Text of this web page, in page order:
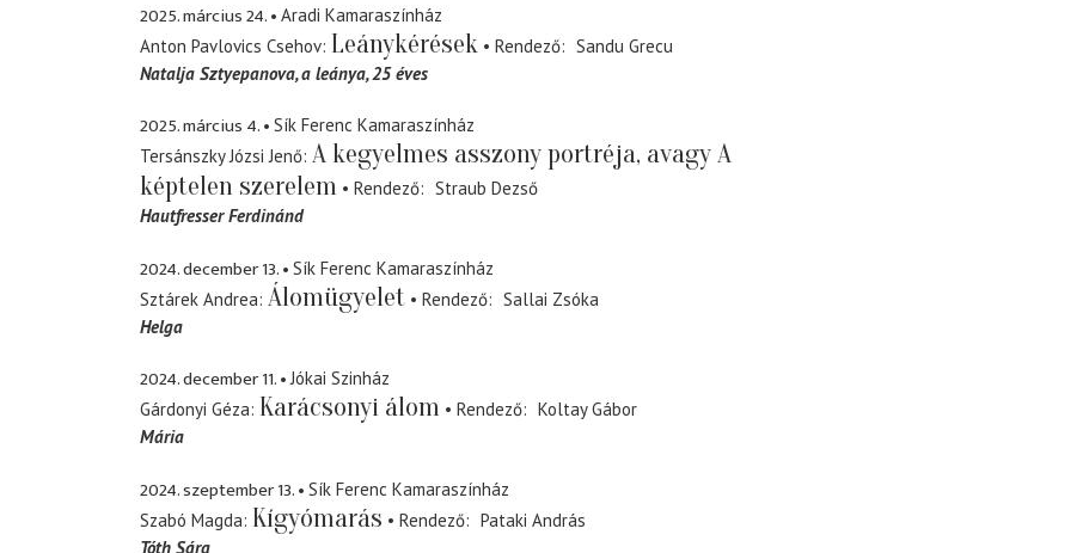
2025. március 24.
Aradi Kamaraszínház
Anton Pavlovics Csehov Leánykérések Rendező
Sandu Grecu
Natalja Sztyepanova a leánya, 25 éves
2025. március 4.
Sík Ferenc Kamaraszínház
Tersánszky Józsi Jenő A kegyelmes asszony portréja, avagy A
képtelen szerelem
Rendező
Straub Dezső
Hautfresser Ferdinánd
2024. december 13.
Sík Ferenc Kamaraszínház
Sztárek Andrea Álomügyelet Rendező
Sallai Zsóka
Helga
2024. december 11.
Jókai Szinház
Gárdonyi Géza Karácsonyi álom Rendező
Koltay Gábor
Mária
2024. szeptember 13.
Sík Ferenc Kamaraszínház
Szabó Magda Kígyómarás Rendező
Pataki András
Tóth Sára